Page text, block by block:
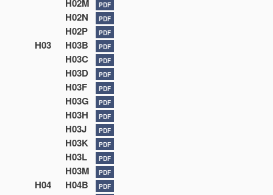
H02M PDF
H02N PDF
H02P PDF
H03 H03B PDF
H03C PDF
H03D PDF
H03F PDF
H03G PDF
H03H PDF
H03J PDF
H03K PDF
H03L PDF
H03M PDF
H04 H04B PDF